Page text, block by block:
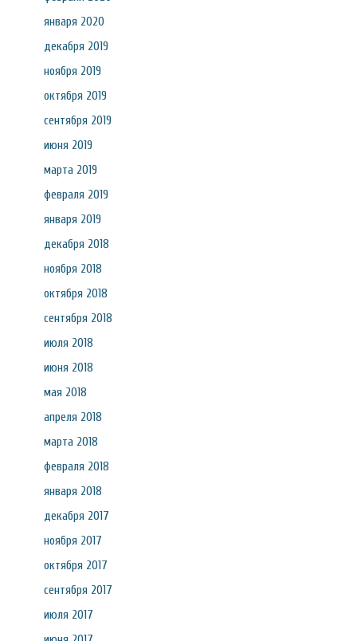
января 2020
декабря 2019
ноября 2019
октября 2019
сентября 2019
июня 2019
марта 2019
февраля 2019
января 2019
декабря 2018
ноября 2018
октября 2018
сентября 2018
июля 2018
июня 2018
мая 2018
апреля 2018
марта 2018
февраля 2018
января 2018
декабря 2017
ноября 2017
октября 2017
сентября 2017
июля 2017